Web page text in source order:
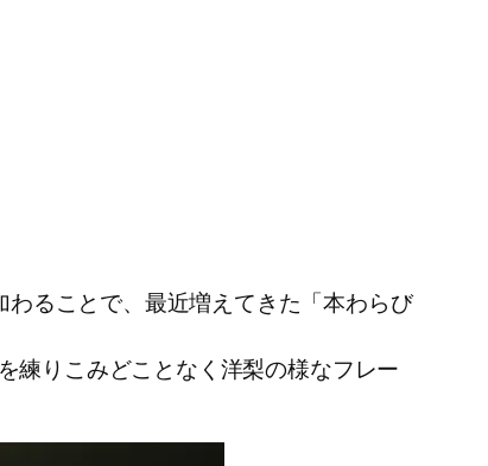
ることで、最近増えてきた「本わらび
練りこみどことなく洋梨の様なフレー